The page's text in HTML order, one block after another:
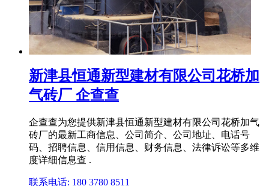
新津县恒通新型建材有限公司花桥加
气砖厂 企查查
企查查为您提供新津县恒通新型建材有限公司花桥加气
砖厂的最新工商信息、公司简介、公司地址、电话号
码、招聘信息、信用信息、财务信息、法律诉讼等多维
度详细信息查 .
联系电话: 180 3780 8511